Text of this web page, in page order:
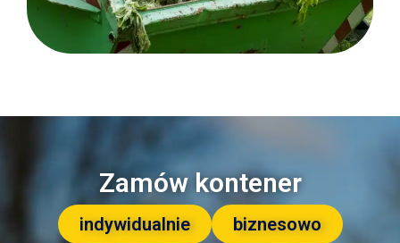
Zamów kontener
indywidualnie biznesowo